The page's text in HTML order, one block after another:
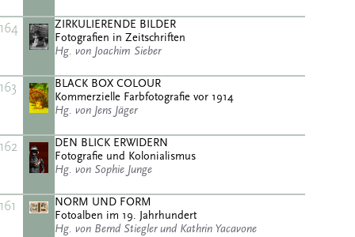
164
ZIRKULIERENDE BILDER
Fotografien in Zeitschriften
Hg. von Joachim Sieber
163
BLACK BOX COLOUR
Kommerzielle Farbfotografie vor 1914
Hg. von Jens Jäger
162
DEN BLICK ERWIDERN
Fotografie und Kolonialismus
Hg. von Sophie Junge
161
NORM UND FORM
Fotoalben im 19. Jahrhundert
Hg. von Bernd Stiegler und Kathrin Yacavone